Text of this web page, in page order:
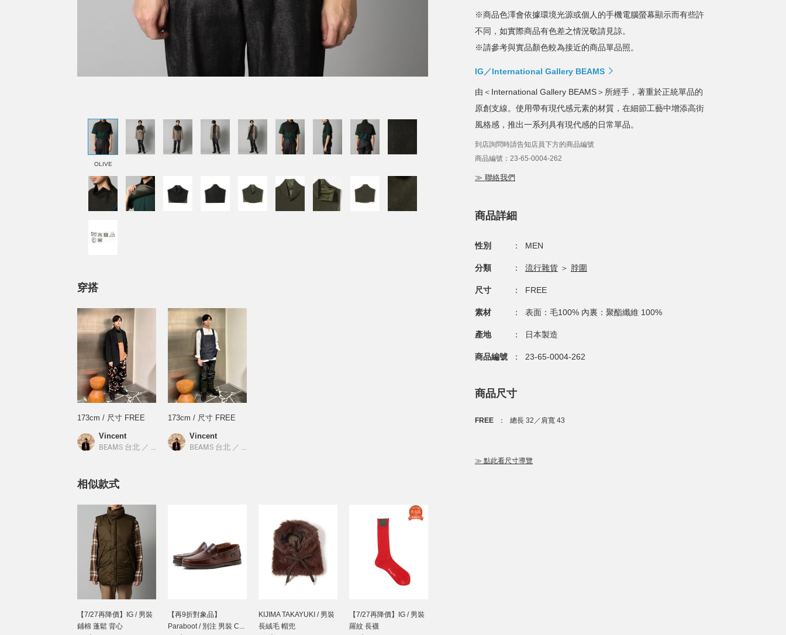
OLIVE
穿搭
173cm / 尺寸 FREE
Vincent
BEAMS 台北 ／ International Gallery BEAMS
173cm / 尺寸 FREE
Vincent
BEAMS 台北 ／ International Gallery BEAMS
相似款式
【7/27再降價】IG / 男裝
鋪棉 蓬鬆 背心
【再9折對象品】
Paraboot / 別注 男裝 C...
KIJIMA TAKAYUKI / 男裝
長絨毛 帽兜
【7/27再降價】IG / 男裝
羅紋 長襪
※商品色澤會依據環境光源或個人的手機電腦螢幕顯示而有些許
不同，如實際商品有色差之情況敬請見諒。
※請參考與實品顏色較為接近的商品單品照。
IG／International Gallery BEAMS
由＜International Gallery BEAMS＞所經手，著重於正統單品的
原創支線。使用帶有現代感元素的材質，在細節工藝中增添高街
風格感，推出一系列具有現代感的日常單品。
到店詢問時請告知店員下方的商品編號
商品編號：23-65-0004-262
≫ 聯絡我們
商品詳細
性別 ： MEN
分類 ： 流行雜貨 ＞ 脖圍
尺寸 ： FREE
素材 ： 表面：毛100% 內裏：聚酯纖維 100%
產地 ： 日本製造
商品編號 ： 23-65-0004-262
商品尺寸
FREE ： 總長 32／肩寬 43
≫ 點此看尺寸導覽